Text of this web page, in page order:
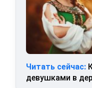
Читать сейчас:
девушками в